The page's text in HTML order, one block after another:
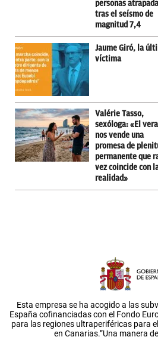
personas
tras el seísmo de
magnitud 7,4
Jaume Giró, la
víctima
Valérie Tasso,
sexóloga: «El
nos vende una
promesa de
permanente que
vez coincide con
realidad»
Esta empresa se ha acogido a las
España cofinanciadas con el Fondo
para las regiones ultraperiféricas para
en Canarias.”Una manera